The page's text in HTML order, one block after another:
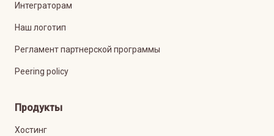
Интеграторам
Наш логотип
Регламент партнерской программы
Peering policy
Продукты
Хостинг